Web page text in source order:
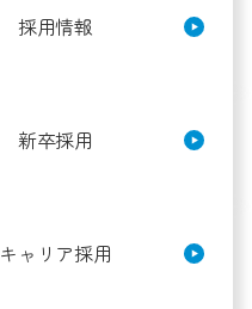
採用情報
新卒採用
キャリア採用